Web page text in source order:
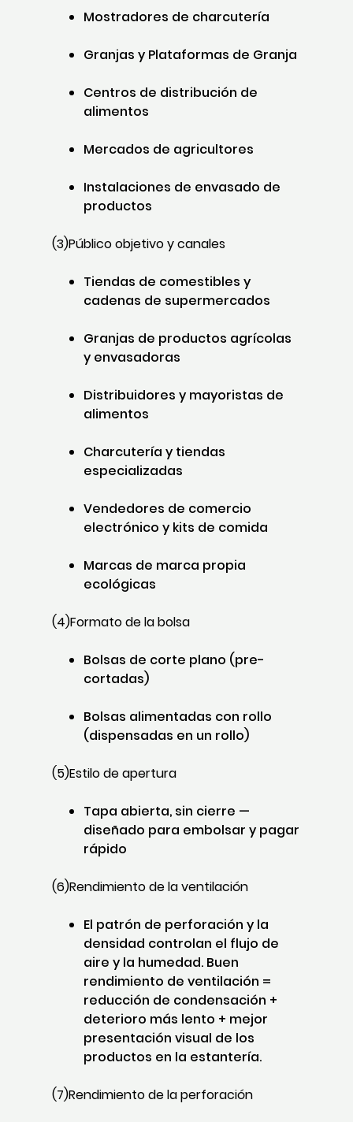
Mostradores de charcutería
Granjas y Plataformas de Granja
Centros de distribución de
alimentos
Mercados de agricultores
Instalaciones de envasado de
productos
(3)Público objetivo y canales
Tiendas de comestibles y
cadenas de supermercados
Granjas de productos agrícolas
y envasadoras
Distribuidores y mayoristas de
alimentos
Charcutería y tiendas
especializadas
Vendedores de comercio
electrónico y kits de comida
Marcas de marca propia
ecológicas
(4)Formato de la bolsa
Bolsas de corte plano (pre-
cortadas)
Bolsas alimentadas con rollo
(dispensadas en un rollo)
(5)Estilo de apertura
Tapa abierta, sin cierre —
diseñado para embolsar y pagar
rápido
(6)Rendimiento de la ventilación
El patrón de perforación y la
densidad controlan el flujo de
aire y la humedad. Buen
rendimiento de ventilación =
reducción de condensación +
deterioro más lento + mejor
presentación visual de los
productos en la estantería.
(7)Rendimiento de la perforación